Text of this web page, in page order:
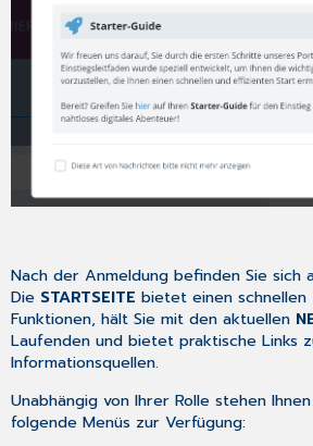
Nach der Anmeldung befinden Sie sich
Die STARTSEITEbietet einen
Funktionen, hält Sie mit den aktuellen
Laufenden und bietet praktische Links
Informationsquellen.
Unabhängig von Ihrer Rolle stehen
folgende Menüs zur Verfügung: